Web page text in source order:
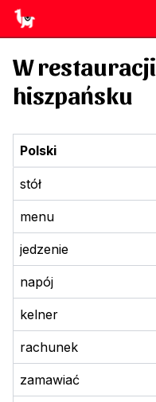
W restauracji
hiszpańsku
Polski
stół
menu
jedzenie
napój
kelner
rachunek
zamawiać